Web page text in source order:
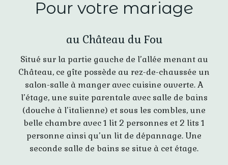
Pour votre mariage
au Château du Fou
Situé sur la partie gauche de l’allée menant au
Château, ce gîte possède au rez-de-chaussée un
salon-salle à manger avec cuisine ouverte. A
l’étage, une suite parentale avec salle de bains
(douche à l’italienne) et sous les combles, une
belle chambre avec 1 lit 2 personnes et 2 lits 1
personne ainsi qu’un lit de dépannage. Une
seconde salle de bains se situe à cet étage.